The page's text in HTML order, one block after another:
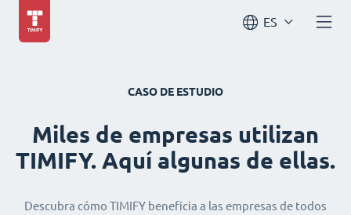
ES
CASO DE ESTUDIO
Miles de empresas utilizan
TIMIFY. Aquí algunas de ellas.
Descubra cómo TIMIFY beneficia a las empresas de todos